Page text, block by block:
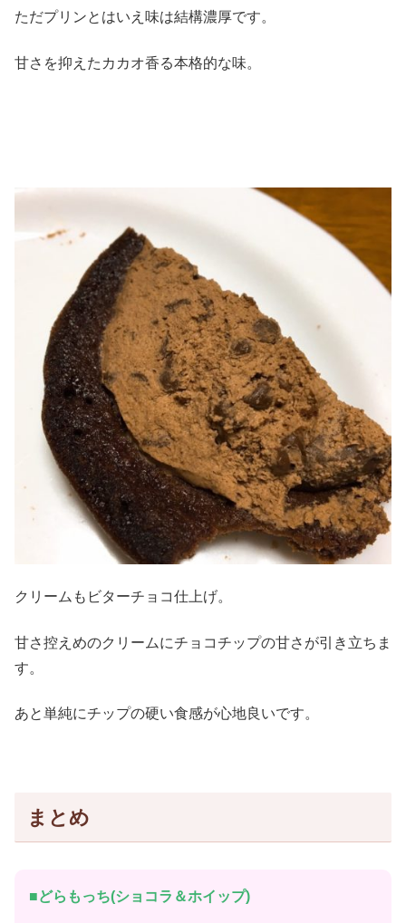
ただプリンとはいえ味は結構濃厚です。
甘さを抑えたカカオ香る本格的な味。
クリームもビターチョコ仕上げ。
甘さ控えめのクリームにチョコチップの甘さが引き立ちま
す。
あと単純にチップの硬い食感が心地良いです。
まとめ
■どらもっち(ショコラ＆ホイップ)